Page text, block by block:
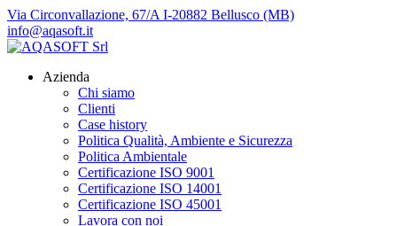
Via Circonvallazione, 67/A I-20882 Bellusco (MB)
info@aqasoft.it
Azienda
Chi siamo
Clienti
Case history
Politica Qualità, Ambiente e Sicurezza
Politica Ambientale
Certificazione ISO 9001
Certificazione ISO 14001
Certificazione ISO 45001
Lavora con noi